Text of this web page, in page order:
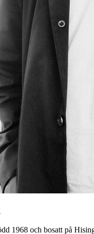
1968 och bosatt på